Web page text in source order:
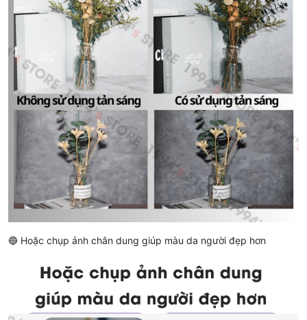
🔵 Hoặc chụp ảnh chân dung giúp màu da người đẹp hơn